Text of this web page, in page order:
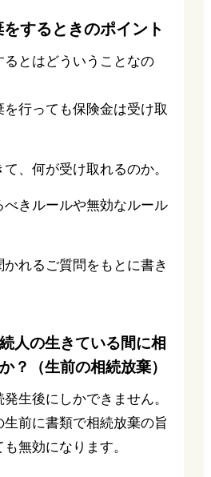
をするときのポイント
とはどういうことなの
行っても保険金は受け取
、何が受け取れるのか。
べきルールや無効なルール
れるご質問をもとに書き
人の生きている間に相
？（生前の相続放棄）
生後にしかできません。
前に書類で相続放棄の旨
無効になります。